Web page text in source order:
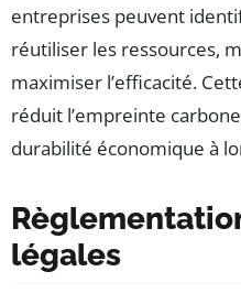
entreprises peuvent
réutiliser les ressources,
maximiser l’efficacité.
réduit l’empreinte
durabilité économique à
légales